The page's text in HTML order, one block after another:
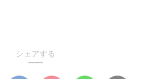
シェアする